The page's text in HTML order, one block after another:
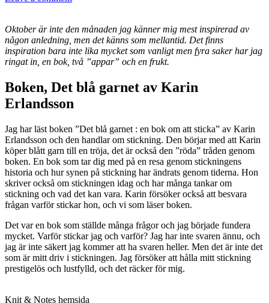
Oktober är inte den månaden jag känner mig mest inspirerad av
någon anledning, men det känns som mellantid. Det finns
inspiration bara inte lika mycket som vanligt men fyra saker har jag
ringat in, en bok, två ”appar” och en frukt.
Boken, Det blå garnet av Karin
Erlandsson
Jag har läst boken ”Det blå garnet : en bok om att sticka” av Karin
Erlandsson och den handlar om stickning. Den börjar med att Karin
köper blått garn till en tröja, det är också den ”röda” tråden genom
boken. En bok som tar dig med på en resa genom stickningens
historia och hur synen på stickning har ändrats genom tiderna. Hon
skriver också om stickningen idag och har många tankar om
stickning och vad det kan vara. Karin försöker också att besvara
frågan varför stickar hon, och vi som läser boken.
Det var en bok som ställde många frågor och jag började fundera
mycket. Varför stickar jag och varför? Jag har inte svaren ännu, och
jag är inte säkert jag kommer att ha svaren heller. Men det är inte det
som är mitt driv i stickningen. Jag försöker att hålla mitt stickning
prestigelös och lustfylld, och det räcker för mig.
Knit & Notes hemsida